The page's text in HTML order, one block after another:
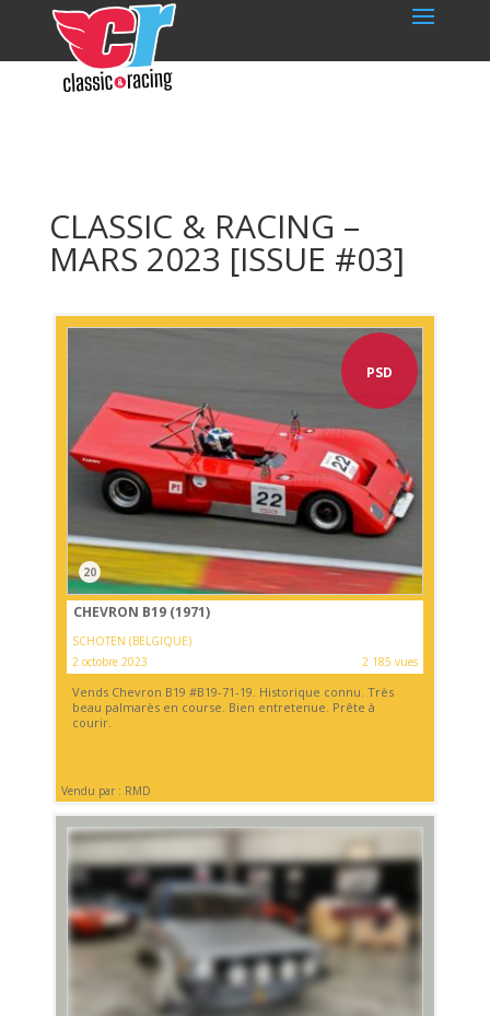
CLASSIC & RACING –
MARS 2023 [ISSUE #03]
PSD
20
CHEVRON B19 (1971)
SCHOTEN (BELGIQUE)
2 octobre 2023
2 185 vues
Vends Chevron B19 #B19-71-19. Historique connu. Très
beau palmarès en course. Bien entretenue. Prête à
courir.
Vendu par : RMD